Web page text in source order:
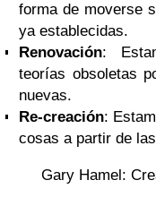
forma de moverse
ya establecidas.
Renovación:
teorías obsoletas
nuevas.
Re-creación:
cosas a partir de
Gary Hamel: